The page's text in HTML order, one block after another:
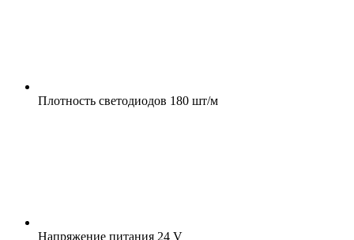
Плотность светодиодов 180 шт/м
Напряжение питания 24 V